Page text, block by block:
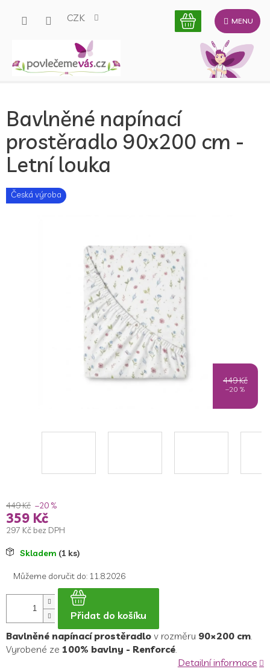
CZK
Bavlněné napínací
prostěradlo 90x200 cm -
Letní louka
Česká výroba
449 Kč
–20 %
449 Kč –20 %
359 Kč
297 Kč bez DPH
MěrnáSkladem (1 ks)
Můžeme doručit do: 11.8.2026
Přidat do košíku
Bavlněné napínací prostěradlo v rozměru 90×200 cm
Vyrobené ze 100% bavlny - Renforcé
Detailní informace